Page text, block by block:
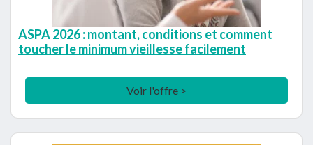
ASPA 2026 : montant, conditions et comment
toucher le minimum vieillesse facilement
Voir l'offre >